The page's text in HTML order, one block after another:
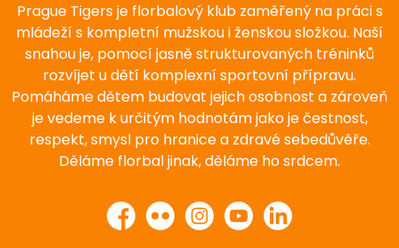
Prague Tigers je florbalový klub zaměřený na práci s
mládeží s kompletní mužskou i ženskou složkou. Naší
snahou je, pomocí jasně strukturovaných tréninků
rozvíjet u dětí komplexní sportovní přípravu.
Pomáháme dětem budovat jejich osobnost a zároveň
je vedeme k určitým hodnotám jako je čestnost,
respekt, smysl pro hranice a zdravé sebedůvěře.
Děláme florbal jinak, děláme ho srdcem.
Facebook
Flickr InstagramYouTubeLinkedIn